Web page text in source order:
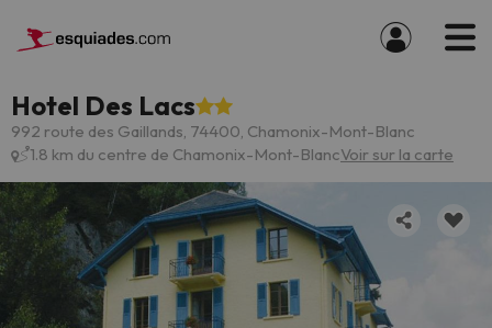
Hotel Des Lacs
992 route des Gaillands, 74400, Chamonix-Mont-Blanc
1.8 km du centre de Chamonix-Mont-BlancVoir sur la carte